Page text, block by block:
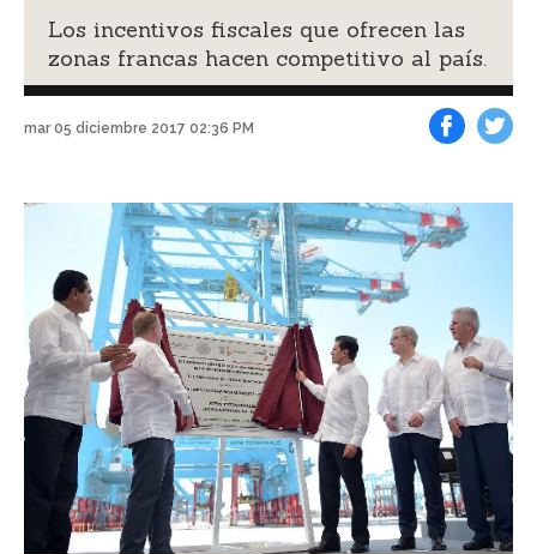
Los incentivos fiscales que ofrecen las
zonas francas hacen competitivo al país.
mar 05 diciembre 2017 02:36 PM